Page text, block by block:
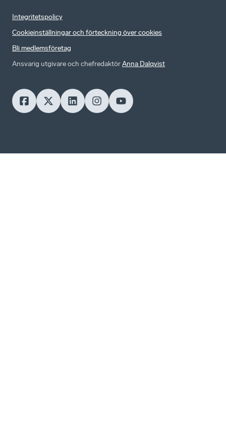
Integritetspolicy
Cookieinställningar och förteckning över cookies
Bli medlemsföretag
Ansvarig utgivare och chefredaktörAnna Dalqvist